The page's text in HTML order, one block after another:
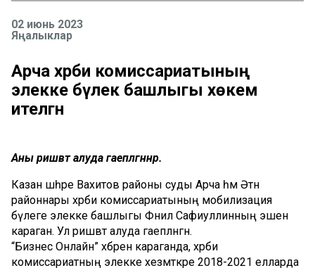
02 июнь 2023
Яңалыклар
Арча хәрби комиссариатының
элекке бүлек башлыгы хөкем
ителгән
Аны ришвәт алуда гаепләгәннәр.
Казан шәһәре Вахитов районы суды Арча һәм Әтнә
районнары хәрби комиссариатының мобилизация
бүлеге элекке башлыгы Фәнил Сафиуллинның эшен
караган. Ул ришвәт алуда гаепләнгән.
“Бизнес Онлайн” хәбәренә караганда, хәрби
комиссариатның элекке хезмәткәре 2018-2021 елларда